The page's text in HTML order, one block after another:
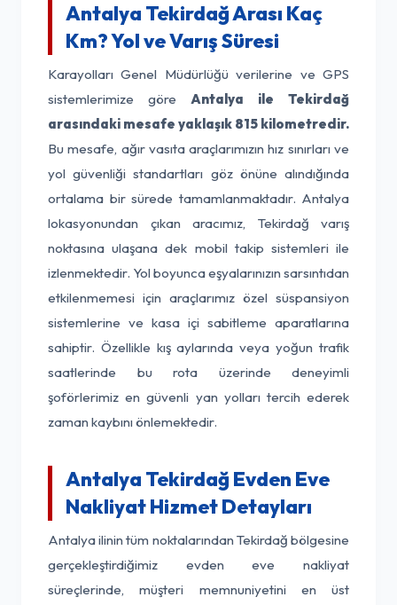
Antalya Tekirdağ Arası Kaç
Km? Yol ve Varış Süresi
Karayolları Genel Müdürlüğü verilerine ve GPS
sistemlerimize göre Antalya ile Tekirdağ
arasındaki mesafe yaklaşık 815 kilometredir.
Bu mesafe, ağır vasıta araçlarımızın hız sınırları ve
yol güvenliği standartları göz önüne alındığında
ortalama bir sürede tamamlanmaktadır. Antalya
lokasyonundan çıkan aracımız, Tekirdağ varış
noktasına ulaşana dek mobil takip sistemleri ile
izlenmektedir. Yol boyunca eşyalarınızın sarsıntıdan
etkilenmemesi için araçlarımız özel süspansiyon
sistemlerine ve kasa içi sabitleme aparatlarına
sahiptir. Özellikle kış aylarında veya yoğun trafik
saatlerinde bu rota üzerinde deneyimli
şoförlerimiz en güvenli yan yolları tercih ederek
zaman kaybını önlemektedir.
Antalya Tekirdağ Evden Eve
Nakliyat Hizmet Detayları
Antalya ilinin tüm noktalarından Tekirdağ bölgesine
gerçekleştirdiğimiz evden eve nakliyat
süreçlerinde, müşteri memnuniyetini en üst